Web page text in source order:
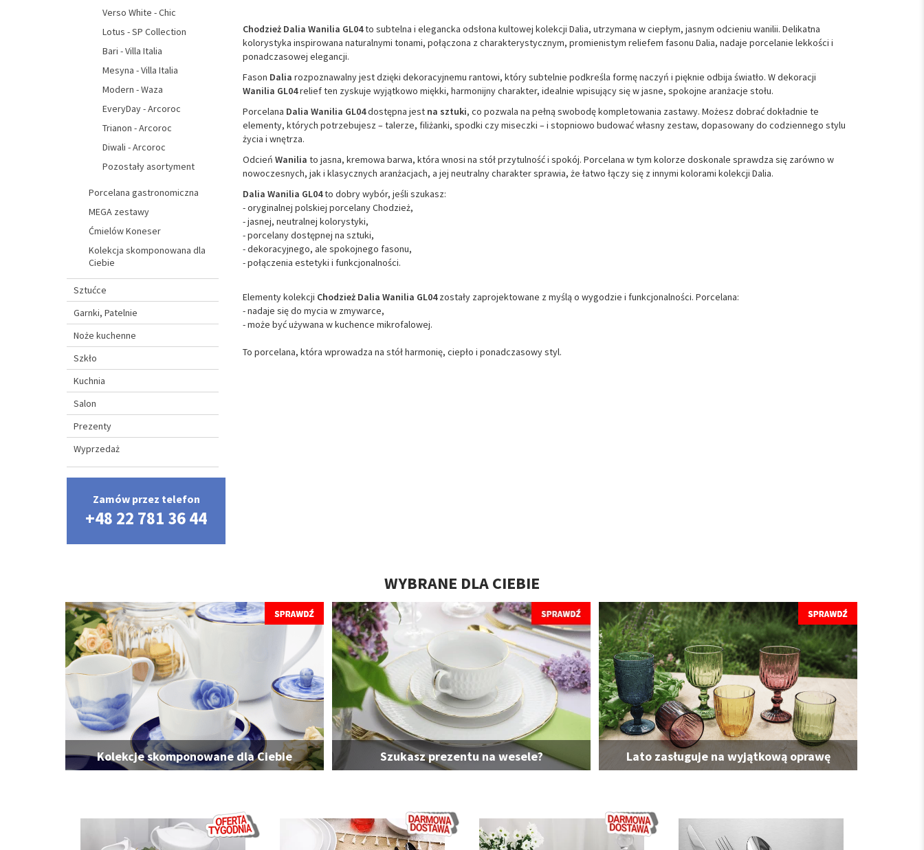
Chodzież Dalia Wanilia GL04to subtelna i elegancka odsłona kultowej kolekcji Dalia, utrzymana w ciepłym, jasnym odcieniu wanilii. Delikatna
kolorystyka inspirowana naturalnymi tonami, połączona z charakterystycznym, promienistym reliefem fasonu Dalia, nadaje porcelanie lekkości i
ponadczasowej elegancji.
Fason Dalia rozpoznawalny jest dzięki dekoracyjnemu rantowi, który subtelnie podkreśla formę naczyń i pięknie odbija światło. W dekoracji
Wanilia GL04relief ten zyskuje wyjątkowo miękki, harmonijny charakter, idealnie wpisujący się w jasne, spokojne aranżacje stołu.
Porcelana Dalia Wanilia GL04dostępna jest na sztuki, co pozwala na pełną swobodę kompletowania zastawy. Możesz dobrać dokładnie te
elementy, których potrzebujesz – talerze, filiżanki, spodki czy miseczki – i stopniowo budować własny zestaw, dopasowany do codziennego stylu
życia i wnętrza.
OdcieńWanilia to jasna, kremowa barwa, która wnosi na stół przytulność i spokój. Porcelana w tym kolorze doskonale sprawdza się zarówno w
nowoczesnych, jak i klasycznych aranżacjach, a jej neutralny charakter sprawia, że łatwo łączy się z innymi kolorami kolekcji Dalia.
Dalia Wanilia GL04to dobry wybór, jeśli szukasz:
- oryginalnej polskiej porcelany Chodzież,
- jasnej, neutralnej kolorystyki,
- porcelany dostępnej na sztuki,
- dekoracyjnego, ale spokojnego fasonu,
- połączenia estetyki i funkcjonalności.
Elementy kolekcji Chodzież Dalia Wanilia GL04zostały zaprojektowane z myślą o wygodzie i funkcjonalności. Porcelana:
- nadaje się do mycia w zmywarce,
- może być używana w kuchence mikrofalowej.
To porcelana, która wprowadza na stół harmonię, ciepło i ponadczasowy styl.
Verso White - Chic
Lotus - SP Collection
Bari - Villa Italia
Mesyna - Villa Italia
Modern - Waza
EveryDay - Arcoroc
Trianon - Arcoroc
Diwali - Arcoroc
Pozostały asortyment
Porcelana gastronomiczna
MEGA zestawy
Ćmielów Koneser
Kolekcja skomponowana dla
Ciebie
Sztućce
Garnki, Patelnie
Noże kuchenne
Szkło
Kuchnia
Salon
Prezenty
Wyprzedaż
Zamów przez telefon
+48 22 781 36 44
WYBRANE DLA CIEBIE
Kolekcje skomponowane dla Ciebie Szukasz prezentu na wesele? Lato zasługuje na wyjątkową oprawę